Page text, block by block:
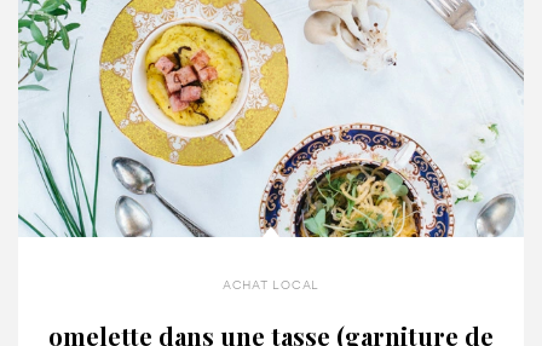
achat local
omelette dans une tasse (garniture de